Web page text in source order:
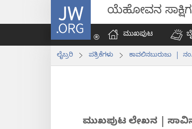
JW.ORG ಯೆಹೋವನ
ಮುಖಪುಟ
ಲೈಬ್ರರಿ ಪತ್ರಿಕೆಗಳು ಕಾವಲಿನಬುರುಜು | ನಂ.
ಮುಖಪುಟ ಲೇಖನ |